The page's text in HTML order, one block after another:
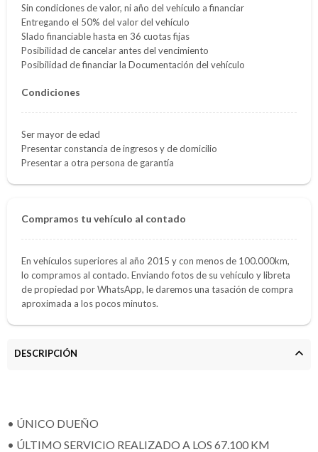
Sin condiciones de valor, ni año del vehículo a financiar
Entregando el 50% del valor del vehículo
Slado financiable hasta en 36 cuotas fijas
Posibilidad de cancelar antes del vencimiento
Posibilidad de financiar la Documentación del vehículo
Condiciones
Ser mayor de edad
Presentar constancia de ingresos y de domicilio
Presentar a otra persona de garantía
Compramos tu vehículo al contado
En vehículos superiores al año 2015 y con menos de 100.000km,
lo compramos al contado. Enviando fotos de su vehículo y libreta
de propiedad por WhatsApp, le daremos una tasación de compra
aproximada a los pocos minutos.
DESCRIPCIÓN
• ÚNICO DUEÑO
• ÚLTIMO SERVICIO REALIZADO A LOS 67.100 KM